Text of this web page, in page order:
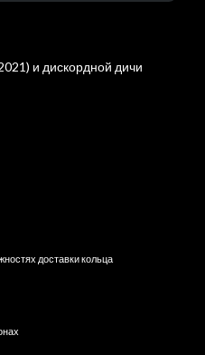
и дискордной дичи
доставки кольца